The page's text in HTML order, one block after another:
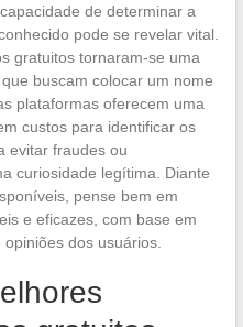
de determinar a
pode se revelar vital.
gratuitos tornaram-se uma
buscam colocar um nome
plataformas oferecem uma
custos para identificar os
evitar fraudes ou
curiosidade legítima. Diante
pense bem em
e eficazes, com base em
dos usuários.